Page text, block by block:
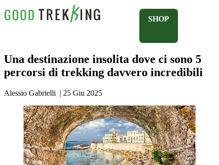
SHOP
Una destinazione insolita dove ci sono 5
percorsi di trekking davvero incredibili
Alessio Gabrielli | 25 Giu 2025